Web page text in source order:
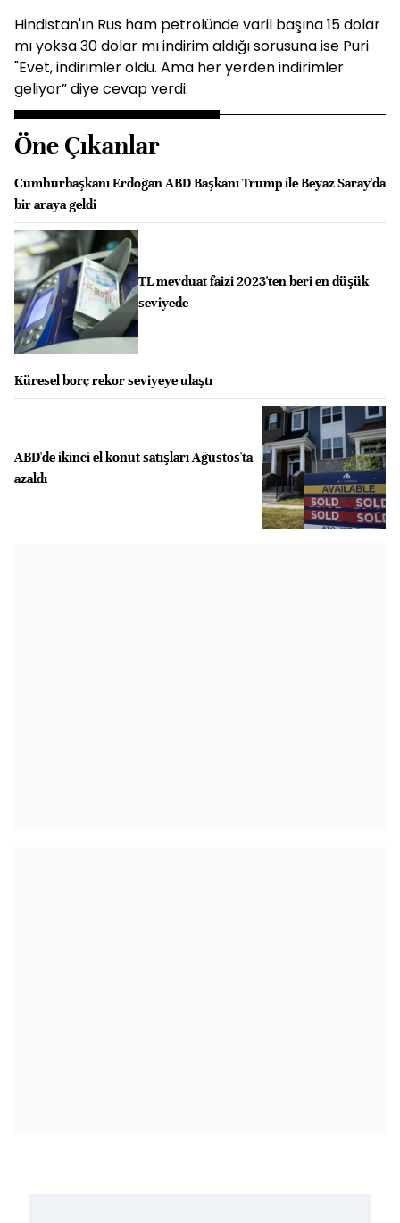
Hindistan'ın Rus ham petrolünde varil başına 15 dolar
mı yoksa 30 dolar mı indirim aldığı sorusuna ise Puri
"Evet, indirimler oldu. Ama her yerden indirimler
geliyor” diye cevap verdi.
Öne Çıkanlar
Cumhurbaşkanı Erdoğan ABD Başkanı Trump ile Beyaz Saray'da
bir araya geldi
TL mevduat faizi 2023'ten beri en düşük
seviyede
Küresel borç rekor seviyeye ulaştı
ABD'de ikinci el konut satışları Ağustos'ta
azaldı